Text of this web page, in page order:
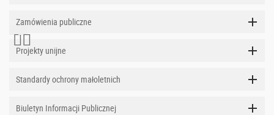
Zamówienia publiczne
Projekty unijne
Standardy ochrony małoletnich
Biuletyn Informacji Publicznej